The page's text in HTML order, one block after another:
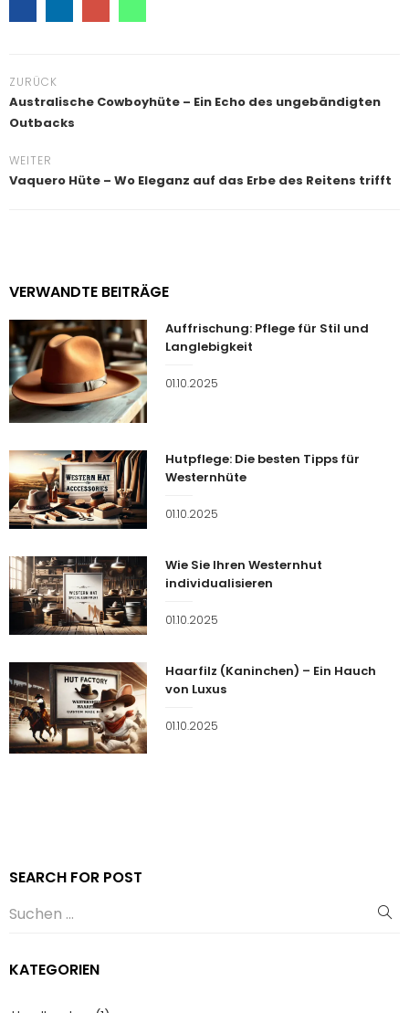
ZURÜCK
Australische Cowboyhüte – Ein Echo des ungebändigten
Outbacks
WEITER
Vaquero Hüte – Wo Eleganz auf das Erbe des Reitens trifft
VERWANDTE BEITRÄGE
Auffrischung: Pflege für Stil und
Langlebigkeit
Veröffentlicht
01.10.2025
Hutpflege: Die besten Tipps für
Westernhüte
Veröffentlicht
01.10.2025
Wie Sie Ihren Westernhut
individualisieren
Veröffentlicht
01.10.2025
Haarfilz (Kaninchen) – Ein Hauch
von Luxus
Veröffentlicht
01.10.2025
SEARCH FOR POST
KATEGORIEN